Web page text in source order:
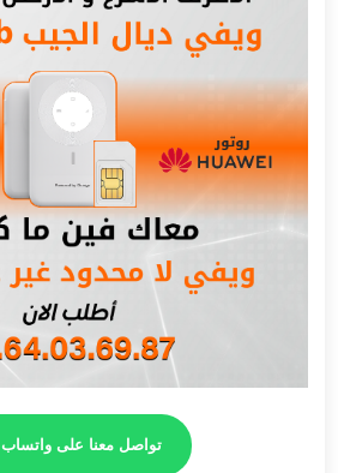
تواصل معنا على واتساب